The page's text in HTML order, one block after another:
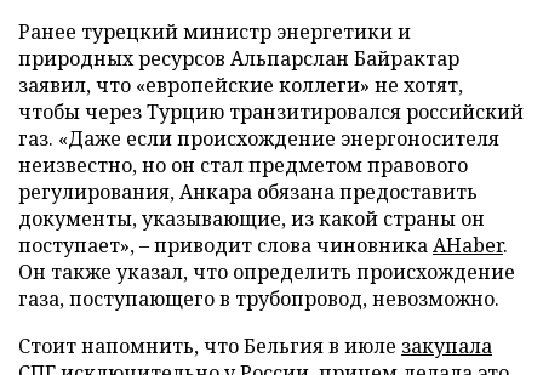
Ранее турецкий министр энергетики и
природных ресурсов Альпарслан Байрактар
заявил, что «европейские коллеги» не хотят,
чтобы через Турцию транзитировался российский
газ. «Даже если происхождение энергоносителя
неизвестно, но он стал предметом правового
регулирования, Анкара обязана предоставить
документы, указывающие, из какой страны он
поступает», – приводит слова чиновникаAHaber.
Он также указал, что определить происхождение
газа, поступающего в трубопровод, невозможно.
Стоит напомнить, что Бельгия в июле закупала